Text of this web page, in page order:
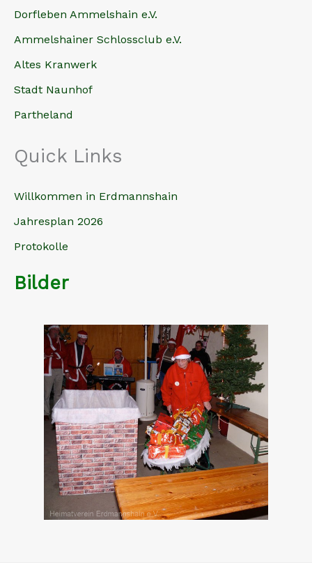
Dorfleben Ammelshain e.V.
Ammelshainer Schlossclub e.V.
Altes Kranwerk
Stadt Naunhof
Partheland
Quick Links
Willkommen in Erdmannshain
Jahresplan 2026
Protokolle
Bilder